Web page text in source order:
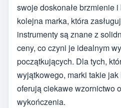
swoje doskonałe brzmienie
kolejna marka, która
instrumenty są znane z
ceny, co czyni je idealnym
początkujących. Dla tych,
wyjątkowego, marki takie
oferują ciekawe wzornictwo
wykończenia.